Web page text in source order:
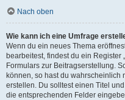
Nach oben
Wie kann ich eine Umfrage
Wenn du ein neues Thema
bearbeitest, findest du ein Register
Formulars zur Beitragserstellung.
können, so hast du wahrscheinlich
erstellen. Du solltest einen Titel
die entsprechenden Felder